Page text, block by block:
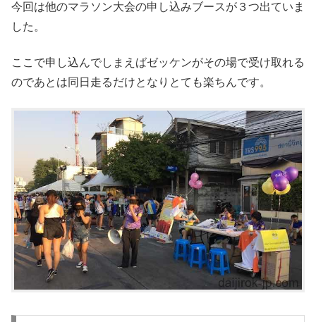
今回は他のマラソン大会の申し込みブースが３つ出ていま
した。
ここで申し込んでしまえばゼッケンがその場で受け取れる
のであとは同日走るだけとなりとても楽ちんです。